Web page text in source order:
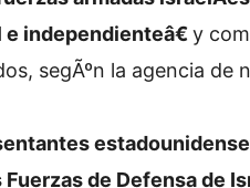
independienteâ€y
segÃºn la agencia de
de Defensa de